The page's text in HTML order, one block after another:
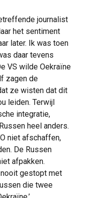
journalist
het sentiment
later. Ik was toen
daar tevens
VS wilde Oekraïne
zagen de
ze wisten dat dit
leiden. Terwijl
integratie,
heel anders.
niet afschaffen,
De Russen
afpakken.
nooit gestopt met
die twee